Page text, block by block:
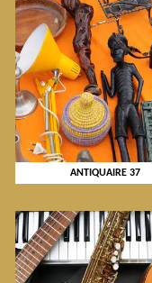
ANTIQUAIRE 37